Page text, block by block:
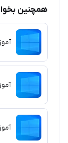
همچنین